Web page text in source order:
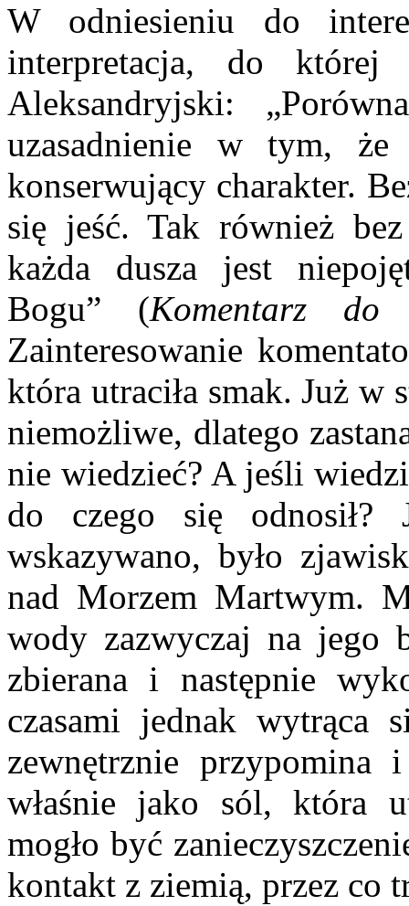
W odniesieniu do
interpretacja, do
Aleksandryjski:
uzasadnienie w tym,
konserwujący charakter.
się jeść. Tak również
każda dusza jest
Bogu” (Komentarz
Zainteresowanie
która utraciła smak. Już w
niemożliwe, dlatego
nie wiedzieć? A jeśli
do czego się odnosił?
wskazywano, było
nad Morzem Martwym.
wody zazwyczaj na jego
zbierana i następnie
czasami jednak wytrąca
zewnętrznie przypomina
właśnie jako sól, która
mogło być
kontakt z ziemią, przez co